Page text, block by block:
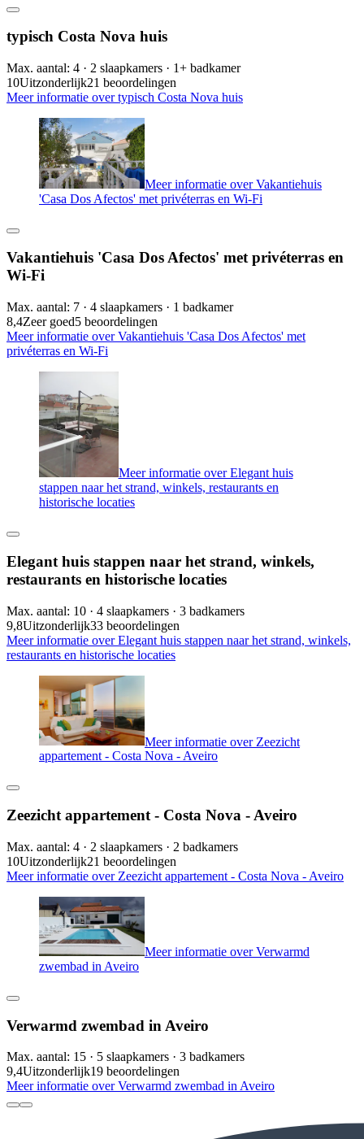
typisch Costa Nova huis
Max. aantal: 4 · 2 slaapkamers · 1+ badkamer
10Uitzonderlijk21 beoordelingen
Meer informatie over typisch Costa Nova huis
Meer informatie over Vakantiehuis
'Casa Dos Afectos' met privéterras en Wi-Fi
Vakantiehuis 'Casa Dos Afectos' met privéterras en
Wi-Fi
Max. aantal: 7 · 4 slaapkamers · 1 badkamer
8,4Zeer goed5 beoordelingen
Meer informatie over Vakantiehuis 'Casa Dos Afectos' met
privéterras en Wi-Fi
Meer informatie over Elegant huis
stappen naar het strand, winkels, restaurants en
historische locaties
Elegant huis stappen naar het strand, winkels,
restaurants en historische locaties
Max. aantal: 10 · 4 slaapkamers · 3 badkamers
9,8Uitzonderlijk33 beoordelingen
Meer informatie over Elegant huis stappen naar het strand, winkels,
restaurants en historische locaties
Meer informatie over Zeezicht
appartement - Costa Nova - Aveiro
Zeezicht appartement - Costa Nova - Aveiro
Max. aantal: 4 · 2 slaapkamers · 2 badkamers
10Uitzonderlijk21 beoordelingen
Meer informatie over Zeezicht appartement - Costa Nova - Aveiro
Meer informatie over Verwarmd
zwembad in Aveiro
Verwarmd zwembad in Aveiro
Max. aantal: 15 · 5 slaapkamers · 3 badkamers
9,4Uitzonderlijk19 beoordelingen
Meer informatie over Verwarmd zwembad in Aveiro